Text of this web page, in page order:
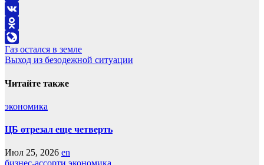
Telegram
VK
Odnoklassniki
LiveJournal
Навигация
по
записям
Газ остался в земле
Выход из безодежной ситуации
Читайте также
экономика
ЦБ отрезал еще четверть
Июл 25, 2026 en